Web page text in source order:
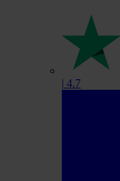
| 4.7